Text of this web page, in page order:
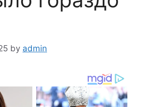
by admin